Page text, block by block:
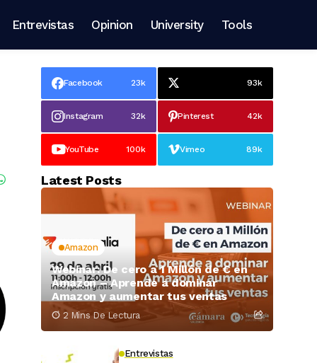
Entrevistas Opinion University Tools
Facebook 23k 93k
Instagram 32k Pinterest 42k
YouTube 100k Vimeo 89k
Latest Posts
Amazon
Webinar: De cero a 1 Millón de € en
Amazon – Aprende a dominar
Amazon y aumentar tus ventas
2 Mins De Lectura
Entrevistas